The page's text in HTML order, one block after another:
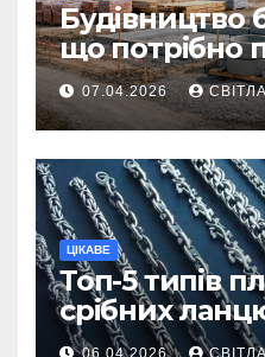
Будівництво
що потрібно
першої
ділянку
07.04.2026
ЦІКАВЕ
Топ-5 типів
срібних
вважаються